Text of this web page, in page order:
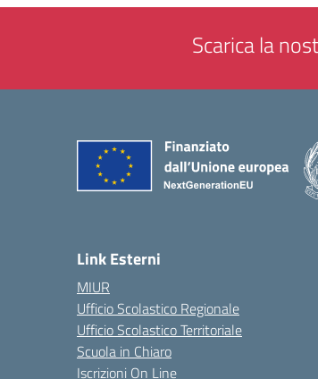
Scarica la
Link Esterni
MIUR
Ufficio Scolastico Regionale
Ufficio Scolastico Territoriale
Scuola in Chiaro
Iscrizioni On Line